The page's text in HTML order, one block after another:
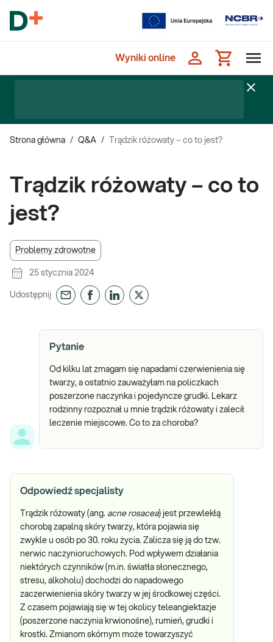
Wyniki online
Strona główna / Q&A / Trądzik różowaty – co to jest?
Trądzik różowaty – co to
jest?
Problemy zdrowotne
25 stycznia 2024
Udostępnij
Pytanie
Od kilku lat zmagam się napadami czerwienienia się
twarzy, a ostatnio zauważyłam na policzkach
poszerzone naczynka i pojedyncze grudki. Lekarz
rodzinny rozpoznał u mnie trądzik różowaty i zalecił
leczenie miejscowe. Co to za choroba?
Odpowiedź specjalisty
Trądzik różowaty (ang. acne rosacea) jest przewlekłą
chorobą zapalną skóry twarzy, która pojawia się
zwykle u osób po 30. roku życia. Zalicza się ją do tzw.
nerwic naczynioruchowych. Pod wpływem działania
niektórych czynników (m.in. światła słonecznego,
stresu, alkoholu) dochodzi do napadowego
zaczerwienienia skóry twarzy w jej środkowej części.
Z czasem pojawiają się w tej okolicy teleangiektazje
(poszerzone naczynia krwionośne), rumień, grudki i
krostki. Zmianom skórnym może towarzyszyć